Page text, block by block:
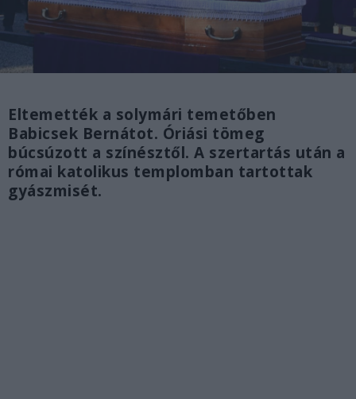
Eltemették a solymári temetőben
Babicsek Bernátot. Óriási tömeg
búcsúzott a színésztől. A szertartás után a
római katolikus templomban tartottak
gyászmisét.